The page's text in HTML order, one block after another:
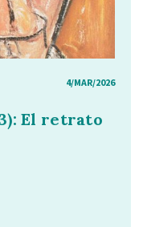
4/MAR/2026
El retrato